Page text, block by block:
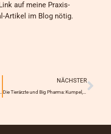
auf meine Praxis-
Artikel im Blog nötig.
NÄCHSTER